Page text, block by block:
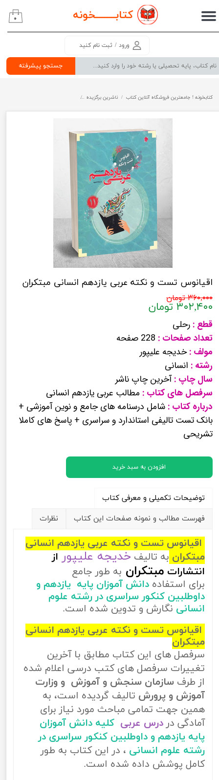
کتابــــــــخونه
جستجو پیشرفته
ورود / ثبت نام کنید
حساب کاربری من
سفارشات
۰
کتابخونه ! جامعترین فروشگاه آنلاین کتاب ناشرین برگزیده
اقیانوس تست و نکته عربی یازدهم انسانی مبتکران
۳۶۰,۰۰۰ تومان
۳۰۲,۴۰۰ تومان
قطع : رحلی
تعداد صفحات : 228 صفحه
مولف :خدیجه علیپور
رشته : انسانی
سال چاپ :آخرین چاپ ناشر
سرفصل های کتاب : مطالب عربی یازدهم انسانی
درباره کتاب : شامل درسنامه های جامع و نوین آموزشی +
بانک تست تالیفی استاندارد و سراسری + پاسخ های کاملا
تشریحی
افزودن به سبد خرید
توضیحات تکمیلی و معرفی کتاب
فهرست مطالب و نمونه صفحات این کتاب
نظرات
اقیانوس تست و نکته عربی یازدهم انسانی
مبتکران به تالیف خدیجه علیپور از
انتشارات مبتکران به طور جامع
برای استفاده دانش آموزان پایه یازدهم و
داوطلبین کنکور سراسری در رشته علوم
انسانی نگارش و تدوین شده است.
اقیانوس تست و نکته عربی یازدهم انسانی
مبتکران
سرفصل های این کتاب مطابق با آخرین
تغییرات سرفصل های کتب درسی اعلام شده
از طرف سازمان سنجش و آموزش و وزارت
آموزش و پرورش تالیف گردیده است، به
همین جهت تمامی مباحث مورد نیاز برای
آمادگی در درس عربی کلیه دانش آموزان
پایه یازدهم و داوطلبین کنکور سراسری در
رشته علوم انسانی ، در این کتاب به طور
کامل پوشش داده شده است.